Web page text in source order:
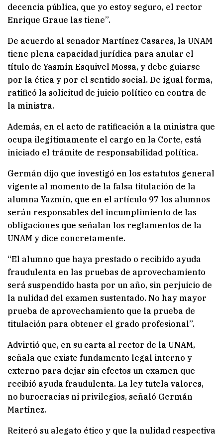
decencia pública, que yo estoy seguro, el rector
Enrique Graue las tiene”.
De acuerdo al senador Martínez Casares, la UNAM
tiene plena capacidad jurídica para anular el
título de Yasmín Esquivel Mossa, y debe guiarse
por la ética y por el sentido social. De igual forma,
ratificó la solicitud de juicio político en contra de
la ministra.
Además, en el acto de ratificación a la ministra que
ocupa ilegítimamente el cargo en la Corte, está
iniciado el trámite de responsabilidad política.
Germán dijo que investigó en los estatutos general
vigente al momento de la falsa titulación de la
alumna Yazmín, que en el artículo 97 los alumnos
serán responsables del incumplimiento de las
obligaciones que señalan los reglamentos de la
UNAM y dice concretamente.
“El alumno que haya prestado o recibido ayuda
fraudulenta en las pruebas de aprovechamiento
será suspendido hasta por un año, sin perjuicio de
la nulidad del examen sustentado. No hay mayor
prueba de aprovechamiento que la prueba de
titulación para obtener el grado profesional”.
Advirtió que, en su carta al rector de la UNAM,
señala que existe fundamento legal interno y
externo para dejar sin efectos un examen que
recibió ayuda fraudulenta. La ley tutela valores,
no burocracias ni privilegios, señaló Germán
Martínez.
Reiteró su alegato ético y que la nulidad respectiva